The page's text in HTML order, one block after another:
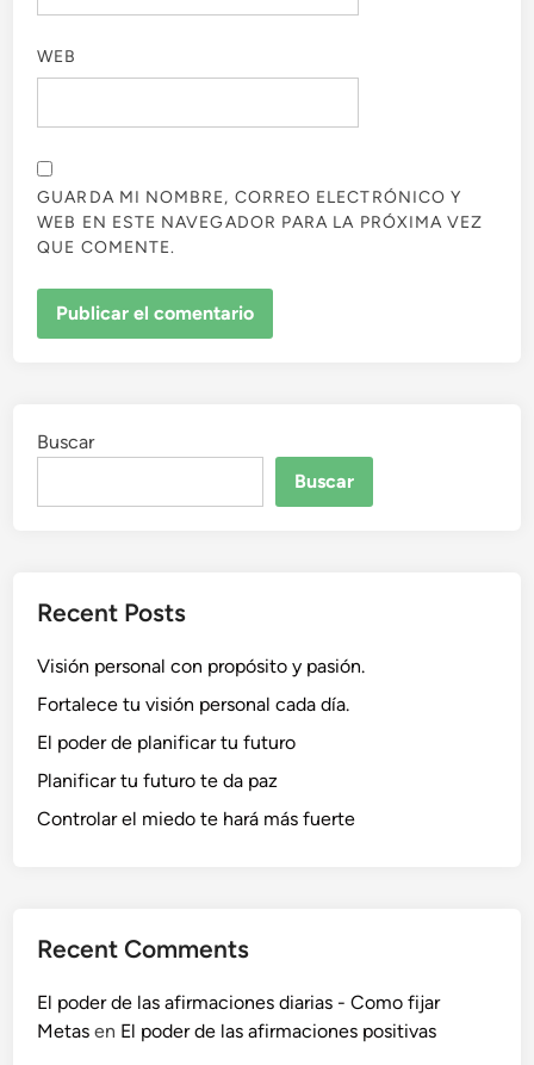
WEB
GUARDA MI NOMBRE, CORREO ELECTRÓNICO Y
WEB EN ESTE NAVEGADOR PARA LA PRÓXIMA VEZ
QUE COMENTE.
Buscar
Buscar
Recent Posts
Visión personal con propósito y pasión.
Fortalece tu visión personal cada día.
El poder de planificar tu futuro
Planificar tu futuro te da paz
Controlar el miedo te hará más fuerte
Recent Comments
El poder de las afirmaciones diarias - Como fijar
Metas en El poder de las afirmaciones positivas